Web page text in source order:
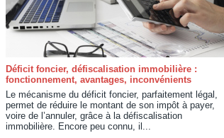
Déficit foncier, défiscalisation immobilière :
fonctionnement, avantages, inconvénients
Le mécanisme du déficit foncier, parfaitement légal,
permet de réduire le montant de son impôt à payer,
voire de l’annuler, grâce à la défiscalisation
immobilière. Encore peu connu, il...